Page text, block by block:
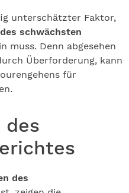
unterschätzter Faktor,
schwächsten
muss. Denn abgesehen
Überforderung, kann
für
des